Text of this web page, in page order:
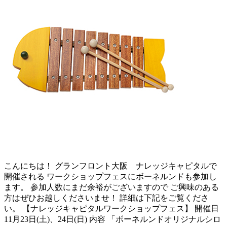
こんにちは！ グランフロント大阪 ナレッジキャピタルで
開催される ワークショップフェスにボーネルンドも参加し
ます。 参加人数にまだ余裕がございますので ご興味のある
方はぜひお越しくださいませ！ 詳細は下記をご覧くださ
い。 【ナレッジキャピタルワークショップフェス】 開催日
11月23日(土)、24日(日) 内容 「ボーネルンドオリジナルシロ